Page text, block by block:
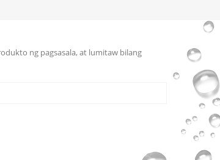
ng pagsasala, at lumitaw bilang